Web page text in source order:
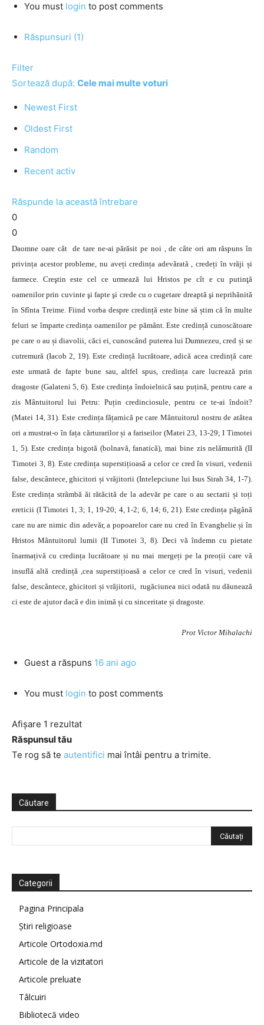
You must login to post comments
Răspunsuri (1)
Filter
Sortează după: Cele mai multe voturi
Newest First
Oldest First
Random
Recent activ
Răspunde la această întrebare
0
0
Daomne oare cât de tare ne-ai părăsit pe noi , de câte ori am răspuns în
privința acestor probleme, nu aveți credința adevărată , credeți în vrăji și
farmece. Creştin este cel ce urmează lui Hristos pe cît e cu putinţă
oamenilor prin cuvinte şi fapte şi crede cu o cugetare dreaptă şi neprihănită
în Sfînta Treime. Fiind vorba despre credință este bine să știm că în multe
feluri se împarte credința oamenilor pe pământ. Este credință cunoscătoare
pe care o au și diavolii, căci ei, cunoscând puterea lui Dumnezeu, cred și se
cutremură (Iacob 2, 19). Este credință lucrătoare, adică acea credință care
este urmată de fapte bune sau, altfel spus, credința care lucrează prin
dragoste (Galateni 5, 6). Este credința îndoielnică sau puțină, pentru care a
zis Mântuitorul lui Petru: Puțin credinciosule, pentru ce te-ai îndoit?
(Matei 14, 31). Este credința fățarnică pe care Mântuitorul nostru de atâtea
ori a mustrat-o în fața cărturarilor și a fariseilor (Matei 23, 13-29; I Timotei
1, 5). Este credința bigotă (bolnavă, fanatică), mai bine zis nelămurită (II
Timotei 3, 8). Este credința superstițioasă a celor ce cred în visuri, vedenii
false, descântece, ghicitori și vrăjitorii (Intelepciune lui Isus Sirah 34, 1-7).
Este credința strâmbă ăi rătăcită de la adevăr pe care o au sectarii și toți
ereticii (I Timotei 1, 3; 1, 19-20; 4, 1-2; 6, 14; 6, 21). Este credința păgână
care nu are nimic din adevăr, a popoarelor care nu cred în Evanghelie și în
Hristos Mântuitorul lumii (II Timotei 3, 8). Deci vă îndemn cu pietate
înarmațivă cu credința lucrătoare și nu mai mergeți pe la preoții care vă
insuflă altă credință ,cea superstițioasă a celor ce cred în visuri, vedenii
false, descântece, ghicitori și vrăjitorii, rugăciunea nici odată nu dăunează
ci este de ajutor dacă e din inimă și cu sinceritate și dragoste.
Prot Victor Mihalachi
Guest a răspuns 16 ani ago
You must login to post comments
Afișare 1 rezultat
Răspunsul tău
Te rog să te autentifici mai întâi pentru a trimite.
Căutare
Categorii
Pagina Principala
Știri religioase
Articole Ortodoxia.md
Articole de la vizitatori
Articole preluate
Tâlcuiri
Bibliotecă video